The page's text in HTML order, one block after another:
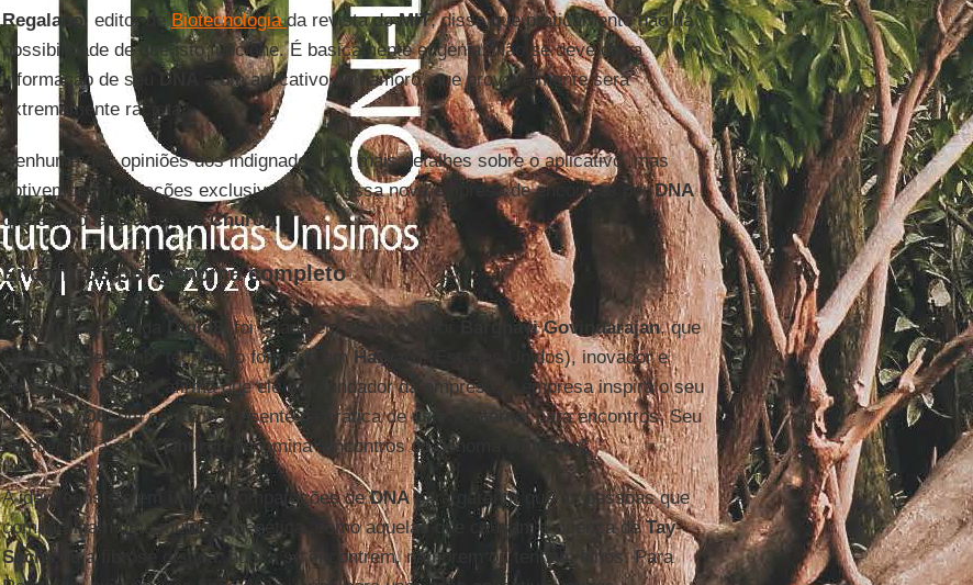
Regalado, editor deBiotecnologiada revista doMIT, disse que praticamente não há
possibilidade de que isto funcione. É basicamente eugenia. Não se deve dar a
informação de seu
DNA
a um aplicativo de namoro, que provavelmente será
extremamente racista.
Nenhuma das opiniões dos indignados deu mais detalhes sobre o aplicativo, mas
obtivemos informações exclusivas sobre essa nova empresa de encontros porDNA
que sai do laboratório deChurch.
Encontros por genoma completo
A startup, chamada Digid8, foi criada em setembro por Barghavi Govindarajan, que
se descreve como “tecnólogo formado emHarvard (Estados Unidos), inovador e
educador”.Church afirma que ele é cofundador da empresa. A empresa inspira o seu
nome emD8, um conceito presente na prática de usar a internet para encontros. Seu
objetivo será o queChurch denomina “encontros do genoma completo”.
A ideia consiste em utilizar comparações deDNApara garantir que as pessoas que
compartilham uma mutação genética, como aquelas que causam a doença deTay-
Sachsou a fibrose cística, nunca se encontrem, namorem ou tenham filhos. Para